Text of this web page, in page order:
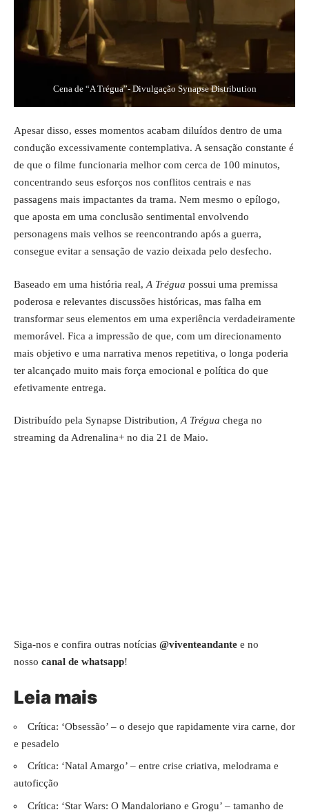
Cena de “A Trégua”- Divulgação Synapse Distribution
Apesar disso, esses momentos acabam diluídos dentro de uma
condução excessivamente contemplativa. A sensação constante é
de que o filme funcionaria melhor com cerca de 100 minutos,
concentrando seus esforços nos conflitos centrais e nas
passagens mais impactantes da trama. Nem mesmo o epílogo,
que aposta em uma conclusão sentimental envolvendo
personagens mais velhos se reencontrando após a guerra,
consegue evitar a sensação de vazio deixada pelo desfecho.
Baseado em uma história real, A Trégua possui uma premissa
poderosa e relevantes discussões históricas, mas falha em
transformar seus elementos em uma experiência verdadeiramente
memorável. Fica a impressão de que, com um direcionamento
mais objetivo e uma narrativa menos repetitiva, o longa poderia
ter alcançado muito mais força emocional e política do que
efetivamente entrega.
Distribuído pela Synapse Distribution, A Trégua chega no
streaming da Adrenalina+ no dia 21 de Maio.
Siga-nos e confira outras notícias @viventeandante e no
nosso canal de whatsapp!
Leia mais
Crítica: ‘Obsessão’ – o desejo que rapidamente vira carne, dor
e pesadelo
Crítica: ‘Natal Amargo’ – entre crise criativa, melodrama e
autoficção
Crítica: ‘Star Wars: O Mandaloriano e Grogu’ – tamanho de